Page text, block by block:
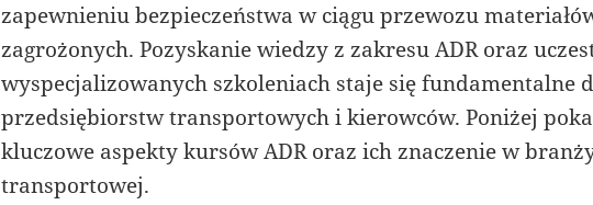
zapewnieniu bezpieczeństwa w ciągu przewozu
zagrożonych. Pozyskanie wiedzy z zakresu ADR oraz
wyspecjalizowanych szkoleniach staje się fundamentalne
przedsiębiorstw transportowych i kierowców. Poniżej
kluczowe aspekty kursów ADR oraz ich znaczenie w
transportowej.